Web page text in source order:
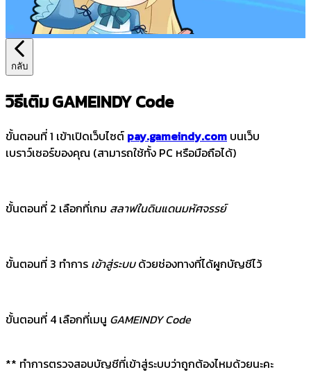
กลับ
วิธีเติม GAMEINDY Code
ขั้นตอนที่ 1 เข้าเปิดเว็บไซต์ pay.gameindy.com บนเว็บ
เบราว์เซอร์ของคุณ (สามารถใช้ทั้ง PC หรือมือถือได้)
ขั้นตอนที่ 2 เลือกที่เกม สลาฟในดินแดนมหัศจรรย์
ขั้นตอนที่ 3 ทำการ เข้าสู่ระบบด้วยช่องทางที่ได้ผูกบัญชีไว้
ขั้นตอนที่ 4 เลือกที่เมนู GAMEINDY Code
** ทำการตรวจสอบบัญชีที่เข้าสู่ระบบว่าถูกต้องไหมด้วยนะคะ